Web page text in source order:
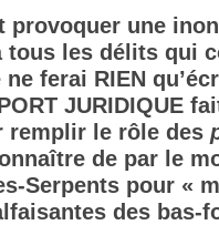
provoquer une
tous les délits qui
ne ferai RIEN
JURIDIQUE
remplir le rôle des
de par le
Serpents pour «
des bas-